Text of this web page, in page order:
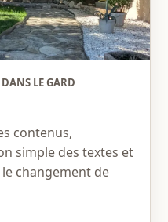
LE GARD
contenus,
simple des textes et
changement de